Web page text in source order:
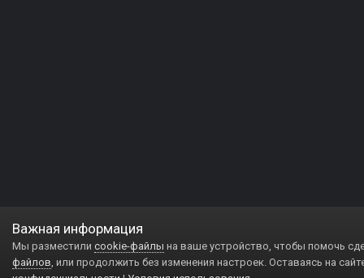
Важная информация
Мы разместили cookie-файлы на ваше устройство, чтобы помочь
файлов, или продолжить без изменения настроек. Оставаясь на